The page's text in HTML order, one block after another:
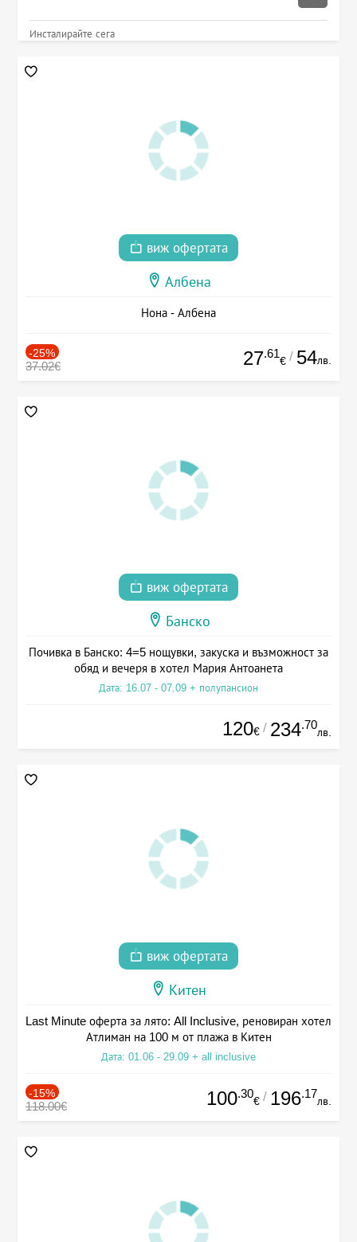
Инсталирайте сега
виж офертата
Албена
Нона - Албена
-25%
37.02€ 27.61
€ / 54лв.
виж офертата
Банско
Почивка в Банско: 4=5 нощувки, закуска и възможност за
обяд и вечеря в хотел Мария Антоанета
Дата: 16.07 - 07.09 + полупансион
120€ / 234.70
лв.
виж офертата
Китен
Last Minute оферта за лято: All Inclusive, реновиран хотел
Атлиман на 100 м от плажа в Китен
Дата: 01.06 - 29.09 + all inclusive
-15%
118.00€ 100.30
€ / 196.17
лв.